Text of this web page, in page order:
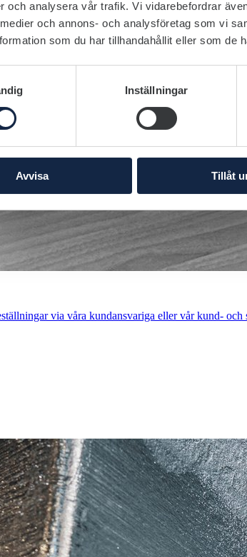
och analysera vår trafik. Vi vidarebefordrar
och annons- och analysföretag som vi
som du har tillhandahållit eller som de
Inställningar
Avvisa Tillåt
via våra kundansvariga eller vår kund-